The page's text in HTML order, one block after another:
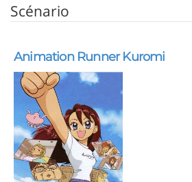
Scénario
Animation Runner Kuromi